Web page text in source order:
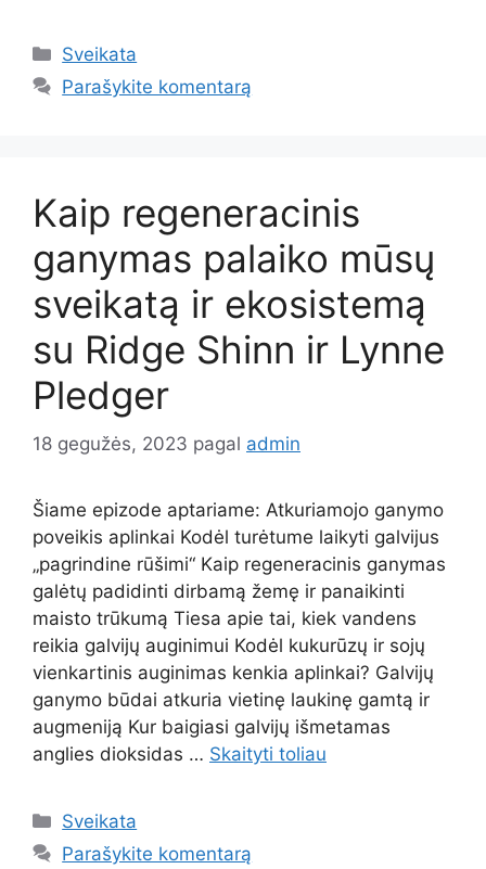
Kategorijos
Sveikata
Parašykite komentarą
Kaip regeneracinis
ganymas palaiko mūsų
sveikatą ir ekosistemą
su Ridge Shinn ir Lynne
Pledger
18 gegužės, 2023 pagal admin
Šiame epizode aptariame: Atkuriamojo ganymo
poveikis aplinkai Kodėl turėtume laikyti galvijus
„pagrindine rūšimi“ Kaip regeneracinis ganymas
galėtų padidinti dirbamą žemę ir panaikinti
maisto trūkumą Tiesa apie tai, kiek vandens
reikia galvijų auginimui Kodėl kukurūzų ir sojų
vienkartinis auginimas kenkia aplinkai? Galvijų
ganymo būdai atkuria vietinę laukinę gamtą ir
augmeniją Kur baigiasi galvijų išmetamas
anglies dioksidas … Skaityti toliau
Kategorijos
Sveikata
Parašykite komentarą